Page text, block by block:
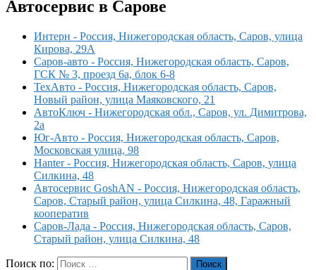
Автосервис в Сарове
Интерн - Россия, Нижегородская область, Саров, улица
Кирова, 29А
Саров-авто - Россия, Нижегородская область, Саров,
ГСК № 3, проезд 6а, блок 6-8
ТехАвто - Россия, Нижегородская область, Саров,
Новый район, улица Маяковского, 21
АвтоКлюч - Нижегородская обл., Саров, ул. Димитрова,
2а
Юг-Авто - Россия, Нижегородская область, Саров,
Московская улица, 98
Hanter - Россия, Нижегородская область, Саров, улица
Силкина, 48
Автосервис GoshAN - Россия, Нижегородская область,
Саров, Старый район, улица Силкина, 48, Гаражный
кооператив
Саров-Лада - Россия, Нижегородская область, Саров,
Старый район, улица Силкина, 48
Поиск по: Поиск